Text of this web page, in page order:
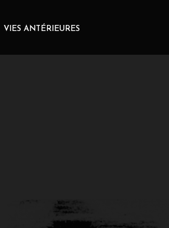
VIES ANTÉRIEURES